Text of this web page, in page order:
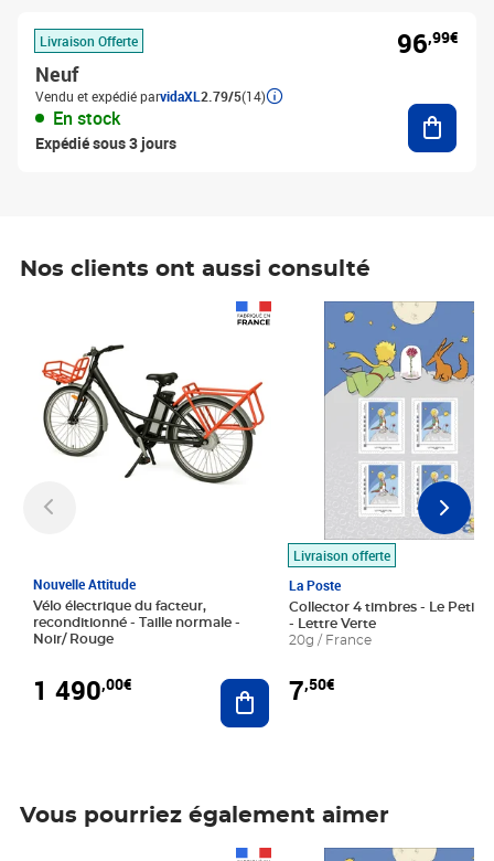
Livraison Offerte
Neuf
Vendu et expédié parvidaXL 2.79/5(14)
En stock
Expédié sous 3 jours
96,99€
Nos clients ont aussi consulté
Nouvelle Attitude
Vélo électrique du facteur,
reconditionné - Taille normale -
Noir/ Rouge
1 490,00€ Ajouter au panier
Livraison offerte
La Poste
Collector 4 timbres - Le Petit
- Lettre Verte
20g / France
7,50€
Prix 7,50€
Vous pourriez également aimer